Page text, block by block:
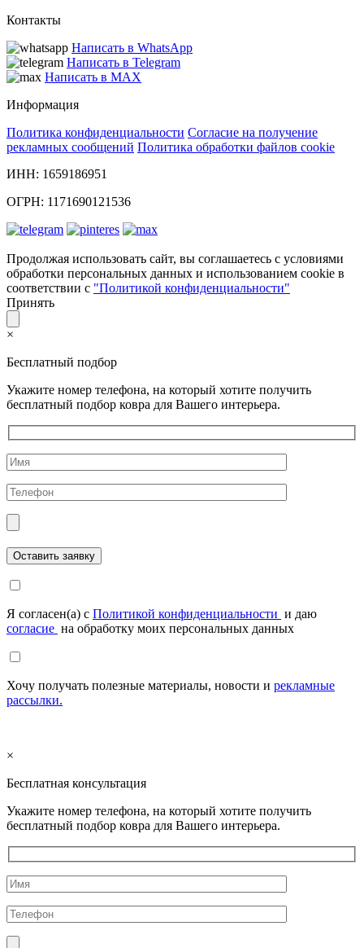
Контакты
Написать в WhatsApp
Написать в Telegram
Написать в MAX
Информация
Политика конфиденциальности Согласие на получение
рекламных сообщений Политика обработки файлов cookie
ИНН: 1659186951
ОГРН: 1171690121536
Продолжая использовать сайт, вы соглашаетесь с условиями
обработки персональных данных и использованием cookie в
соответствии с "Политикой конфиденциальности"
Принять
×
Бесплатный подбор
Укажите номер телефона, на который хотите получить
бесплатный подбор ковра для Вашего интерьера.
Я согласен(а) с Политикой конфиденциальности и даю
согласие на обработку моих персональных данных
Хочу получать полезные материалы, новости и рекламные
рассылки.
×
Бесплатная консультация
Укажите номер телефона, на который хотите получить
бесплатный подбор ковра для Вашего интерьера.